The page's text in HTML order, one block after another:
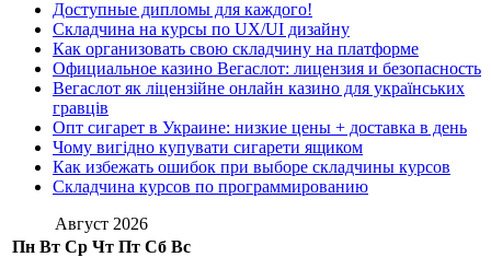
Доступные дипломы для каждого!
Складчина на курсы по UX/UI дизайну
Как организовать свою складчину на платформе
Официальное казино Вегаслот: лицензия и безопасность
Вегаслот як ліцензійне онлайн казино для українських
гравців
Опт сигарет в Украине: низкие цены + доставка в день
Чому вигідно купувати сигарети ящиком
Как избежать ошибок при выборе складчины курсов
Складчина курсов по программированию
Август 2026
Пн Вт Ср Чт Пт Сб Вс